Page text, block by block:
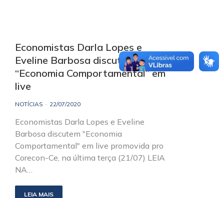
Economistas Darla Lopes e
Eveline Barbosa discutem
“Economia Comportamental” em
live
NOTÍCIAS 22/07/2020
Economistas Darla Lopes e Eveline
Barbosa discutem "Economia
Comportamental" em live promovida pro
Corecon-Ce, na última terça (21/07) LEIA
NA…
LEIA MAIS